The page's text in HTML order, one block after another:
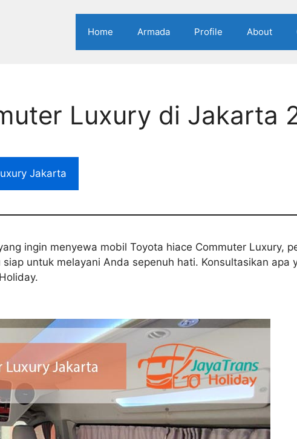
Home Armada Profile About
Luxury di Jakarta
Jakarta
ingin menyewa mobil Toyota hiace Commuter Luxury,
untuk melayani Anda sepenuh hati. Konsultasikan apa